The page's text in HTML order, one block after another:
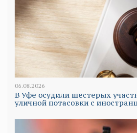
06.08.2026
В Уфе осудили шестерых
уличной потасовки с